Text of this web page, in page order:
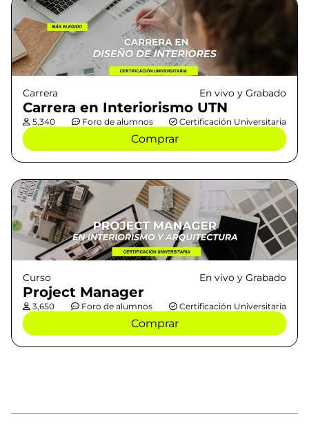
Carrera En vivo y Grabado
Carrera en Interiorismo UTN
5,340 Foro de alumnos Certificación Universitaria
Comprar
Curso En vivo y Grabado
Project Manager
3,650 Foro de alumnos Certificación Universitaria
Comprar